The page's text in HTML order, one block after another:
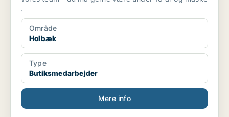
.
Område
Holbæk
Type
Butiksmedarbejder
Mere info